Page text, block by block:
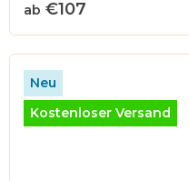
ab €107
Neu
Kostenloser Versand